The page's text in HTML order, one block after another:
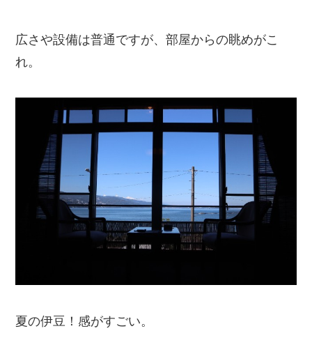
広さや設備は普通ですが、部屋からの眺めがこ
れ。
夏の伊豆！感がすごい。